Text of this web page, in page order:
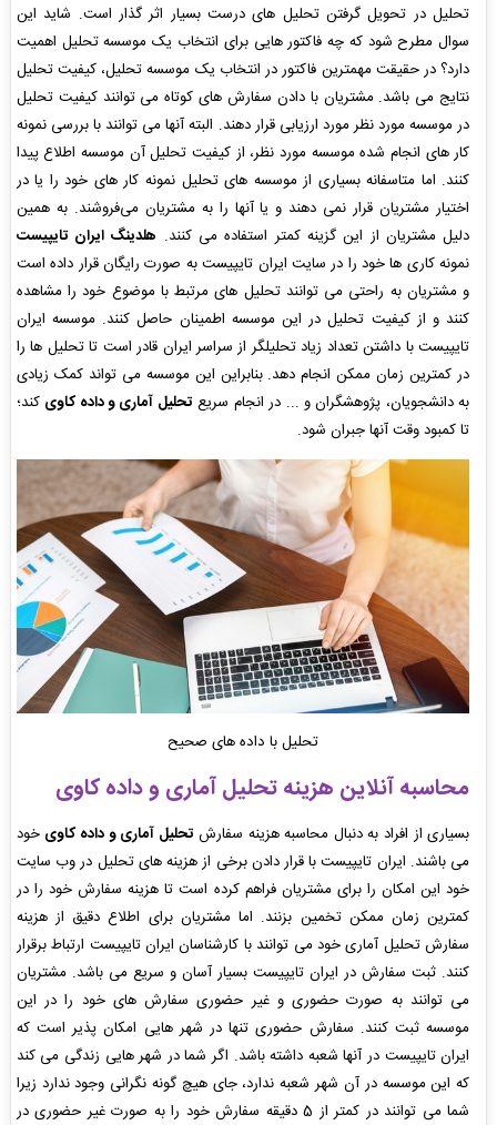
تحلیل در تحویل گرفتن تحلیل های درست بسیار اثر گذار است. شاید این
سوال مطرح شود که چه فاکتور هایی برای انتخاب یک موسسه تحلیل اهمیت
دارد؟ در حقیقت مهمترین فاکتور در انتخاب یک موسسه تحلیل، کیفیت تحلیل
نتایج می باشد. مشتریان با دادن سفارش های کوتاه می توانند کیفیت تحلیل
در موسسه مورد نظر مورد ارزیابی قرار دهند. البته آنها می توانند با بررسی نمونه
کار های انجام شده موسسه مورد نظر، از کیفیت تحلیل آن موسسه اطلاع پیدا
کنند. اما متاسفانه بسیاری از موسسه های تحلیل نمونه کار های خود را یا در
اختیار مشتریان قرار نمی دهند و یا آنها را به مشتریان می‌فروشند. به همین
دلیل مشتریان از این گزینه کمتر استفاده می کنند. هلدینگ ایران تایپیست
نمونه کاری ها خود را در سایت ایران تایپیست به صورت رایگان قرار داده است
و مشتریان به راحتی می توانند تحلیل های مرتبط با موضوع خود را مشاهده
کنند و از کیفیت تحلیل در این موسسه اطمینان حاصل کنند. موسسه ایران
تایپیست با داشتن تعداد زیاد تحلیلگر از سراسر ایران قادر است تا تحلیل ها را
در کمترین زمان ممکن انجام دهد. بنابراین این موسسه می تواند کمک زیادی
به دانشجویان، پژوهشگران و ... در انجام سریع تحلیل آماری و داده کاوی کند؛
تا کمبود وقت آنها جبران شود.
تحلیل با داده های صحیح
محاسبه آنلاین هزینه تحلیل آماری و داده کاوی
بسیاری از افراد به دنبال محاسبه هزینه سفارش تحلیل آماری و داده کاوی خود
می باشند. ایران تایپیست با قرار دادن برخی از هزینه های تحلیل در وب سایت
خود این امکان را برای مشتریان فراهم کرده است تا هزینه سفارش خود را در
کمترین زمان ممکن تخمین بزنند. اما مشتریان برای اطلاع دقیق از هزینه
سفارش تحلیل آماری خود می توانند با کارشناسان ایران تایپیست ارتباط برقرار
کنند. ثبت سفارش در ایران تایپیست بسیار آسان و سریع می باشد. مشتریان
می توانند به صورت حضوری و غیر حضوری سفارش های خود را در این
موسسه ثبت کنند. سفارش حضوری تنها در شهر هایی امکان پذیر است که
ایران تایپیست در آنها شعبه داشته باشد. اگر شما در شهر هایی زندگی می کند
که این موسسه در آن شهر شعبه ندارد، جای هیچ گونه نگرانی وجود ندارد زیرا
شما می توانند در کمتر از 5 دقیقه سفارش خود را به صورت غیر حضوری در